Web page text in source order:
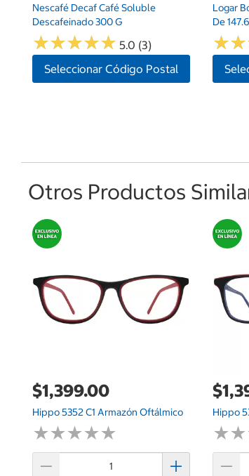
Nescafé Decaf Café Soluble
Descafeinado 300 G
★★★★★
★★★★★ 5.0 (3)
Seleccionar Código Postal
Logar
De
★★
★★
Otros Productos
$1,399.00
Hippo 5352 C1 Armazón Oftálmico
★★★★★
★★★★★
Hippo
★★
★★